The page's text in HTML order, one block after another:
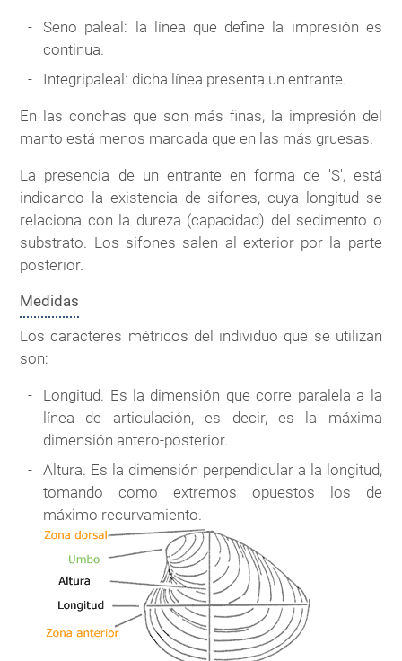
Seno paleal: la línea que define la impresión es
continua.
Integripaleal: dicha línea presenta un entrante.
En las conchas que son más finas, la impresión del
manto está menos marcada que en las más gruesas.
La presencia de un entrante en forma de 'S', está
indicando la existencia de sifones, cuya longitud se
relaciona con la dureza (capacidad) del sedimento o
substrato. Los sifones salen al exterior por la parte
posterior.
Medidas
Los caracteres métricos del individuo que se utilizan
son:
Longitud. Es la dimensión que corre paralela a la
línea de articulación, es decir, es la máxima
dimensión antero-posterior.
Altura. Es la dimensión perpendicular a la longitud,
tomando como extremos opuestos los de
máximo recurvamiento.